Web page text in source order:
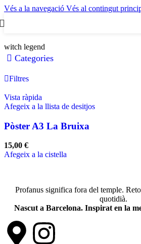
Vés a la navegació Vés al contingut
witch legend
Categories
Filtres
Vista ràpida
Afegeix a la llista de desitjos
Pòster A3 La Bruixa
15,00 €
Afegeix a la cistella
Profanus significa fora del temple.
quotidià.
Nascut a Barcelona. Inspirat en la